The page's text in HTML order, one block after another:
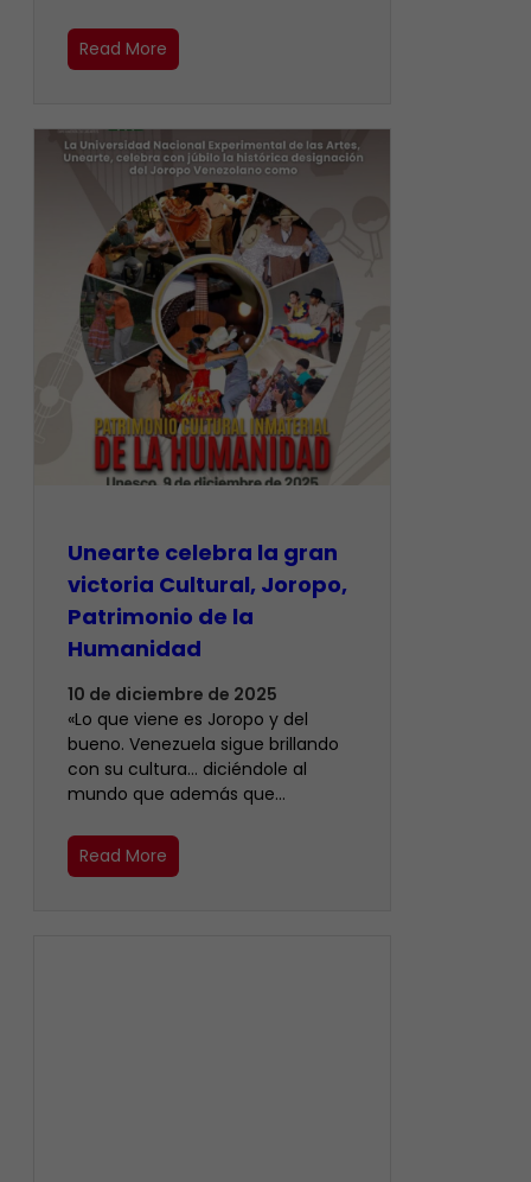
Read More
Unearte celebra la gran
victoria Cultural, Joropo,
Patrimonio de la
Humanidad
10 de diciembre de 2025
«Lo que viene es Joropo y del
bueno. Venezuela sigue brillando
con su cultura… diciéndole al
mundo que además que…
Read More